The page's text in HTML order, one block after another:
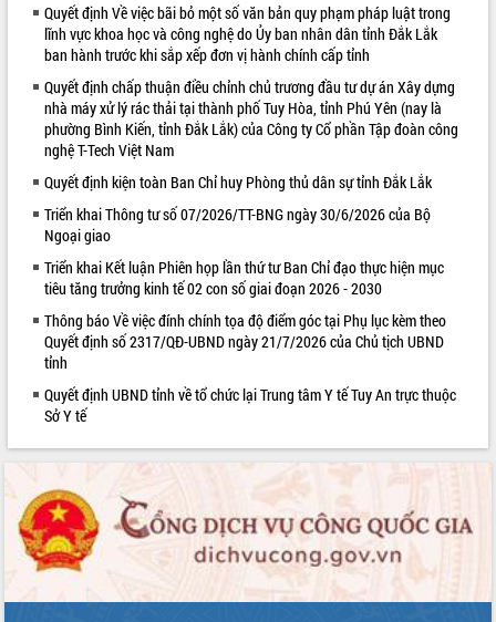
2026
Khám bệnh, cấp phát thuốc miễn phí
và tặng quà người dân xã Cư Pui
Hội nghị UBND tỉnh Đắk Lắk thường kỳ
tháng 7/2026
Lễ truy tặng danh hiệu “Bà Mẹ Việt
Nam Anh hùng” và trao Huân chương
Lao động
UBND tỉnh Đắk Lắk triển khai nhiệm
vụ 6 tháng cuối năm 2026
Kỳ họp thứ Hai, Hội đồng nhân dân
tỉnh khóa XI quyết nghị nhiều nội dung
quan trọng
Bí thư Tỉnh ủy Lương Nguyễn Minh
Triết thăm, tặng quà người có công với
cách mạng
Rà soát, hoàn thiện hệ thống thiết chế
Thường trực HĐND tỉnh Đắk Lắk gặp
mặt Đoàn chuyên gia y tế TP. Hồ Chí
Minh
Lễ truy điệu và an táng hài cốt liệt sĩ
tại Nghĩa trang Liệt sĩ xã Sơn Hòa
Bàn giải pháp tháo gỡ khó khăn trong
ALBUM ẢNH
LIÊN KẾT WEB
Quyết định Về việc bãi bỏ một số văn bản quy phạm pháp luật trong
lĩnh vực khoa học và công nghệ do Ủy ban nhân dân tỉnh Đắk Lắk
ban hành trước khi sắp xếp đơn vị hành chính cấp tỉnh
Quyết định chấp thuận điều chỉnh chủ trương đầu tư dự án Xây dựng
nhà máy xử lý rác thải tại thành phố Tuy Hòa, tỉnh Phú Yên (nay là
phường Bình Kiến, tỉnh Đắk Lắk) của Công ty Cổ phần Tập đoàn công
nghệ T-Tech Việt Nam
Quyết định kiện toàn Ban Chỉ huy Phòng thủ dân sự tỉnh Đắk Lắk
Triển khai Thông tư số 07/2026/TT-BNG ngày 30/6/2026 của Bộ
Ngoại giao
Triển khai Kết luận Phiên họp lần thứ tư Ban Chỉ đạo thực hiện mục
tiêu tăng trưởng kinh tế 02 con số giai đoạn 2026 - 2030
Thông báo Về việc đính chính tọa độ điểm góc tại Phụ lục kèm theo
Quyết định số 2317/QĐ-UBND ngày 21/7/2026 của Chủ tịch UBND
tỉnh
Quyết định UBND tỉnh về tổ chức lại Trung tâm Y tế Tuy An trực thuộc
Sở Y tế